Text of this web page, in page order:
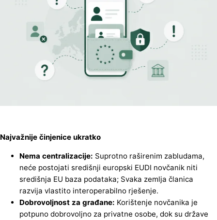
Najvažnije činjenice ukratko
Nema centralizacije: Suprotno raširenim zabludama,
neće postojati središnji europski EUDI novčanik niti
središnja EU baza podataka; Svaka zemlja članica
razvija vlastito interoperabilno rješenje.
Dobrovoljnost za građane: Korištenje novčanika je
potpuno dobrovoljno za privatne osobe, dok su države